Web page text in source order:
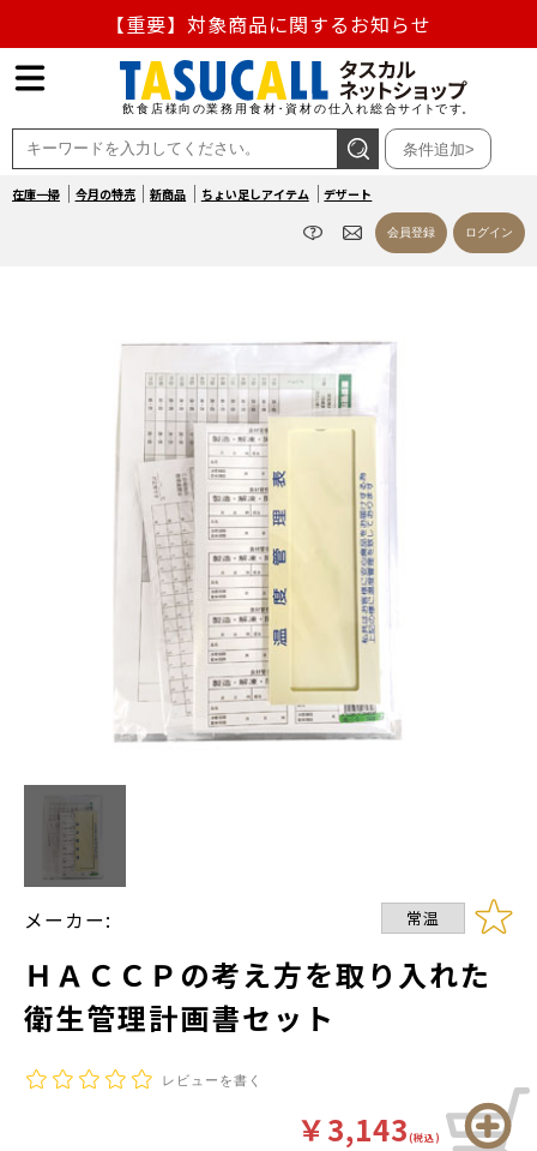
【重要】対象商品に関するお知らせ
【重要】熊本地震の影響による商品出荷停止のお知らせ
熊本県熊本地方を震源とする地震の影響によるお荷物のお
届け遅延について
条件追加>
在庫一掃 今月の特売 新商品 ちょい足しアイテム デザート
会員登録 ログイン
メーカー: 常温
ＨＡＣＣＰの考え方を取り入れた
衛生管理計画書セット
レビューを書く
￥3,143(税込)